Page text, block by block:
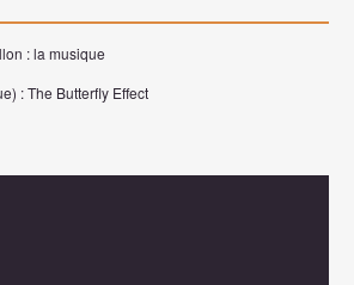
: la musique
: The Butterfly Effect